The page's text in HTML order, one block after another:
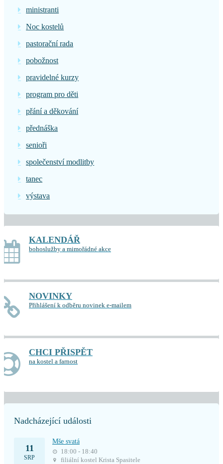
ministranti
Noc kostelů
pastorační rada
pobožnost
pravidelné kurzy
program pro děti
přání a děkování
přednáška
senioři
společenství modlitby
tanec
výstava
KALENDÁŘ
bohoslužby a mimořádné akce
NOVINKY
Přihlášení k odběru novinek e-mailem
CHCI PŘISPĚT
na kostel a farnost
Nadcházející události
11
SRP
Mše svatá
18:00 - 18:40
filiální kostel Krista Spasitele